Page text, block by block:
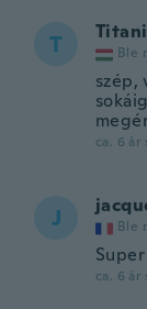
T Ble
szép,
ca. 6 år
J Ble
ca. 6 år